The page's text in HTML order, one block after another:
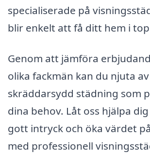
specialiserade på
blir enkelt att få ditt hem i
Genom att jämföra
olika fackmän kan du njuta
skräddarsydd städning som
dina behov. Låt oss hjälpa
gott intryck och öka värdet
med professionell